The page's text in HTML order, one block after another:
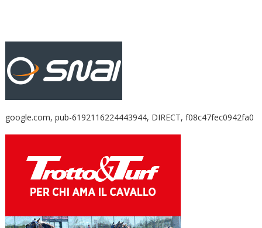
google.com, pub-6192116224443944, DIRECT, f08c47fec0942fa0